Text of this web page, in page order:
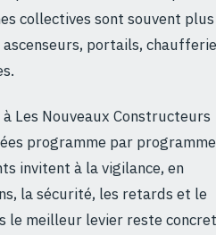
collectives sont souvent plus
portails,
Les Nouveaux Constructeurs
programme par
invitent à la vigilance, en
la sécurité, les retards et le
le meilleur levier reste